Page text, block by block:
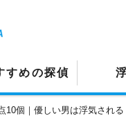
すめの探偵
10個｜優しい男は浮気される